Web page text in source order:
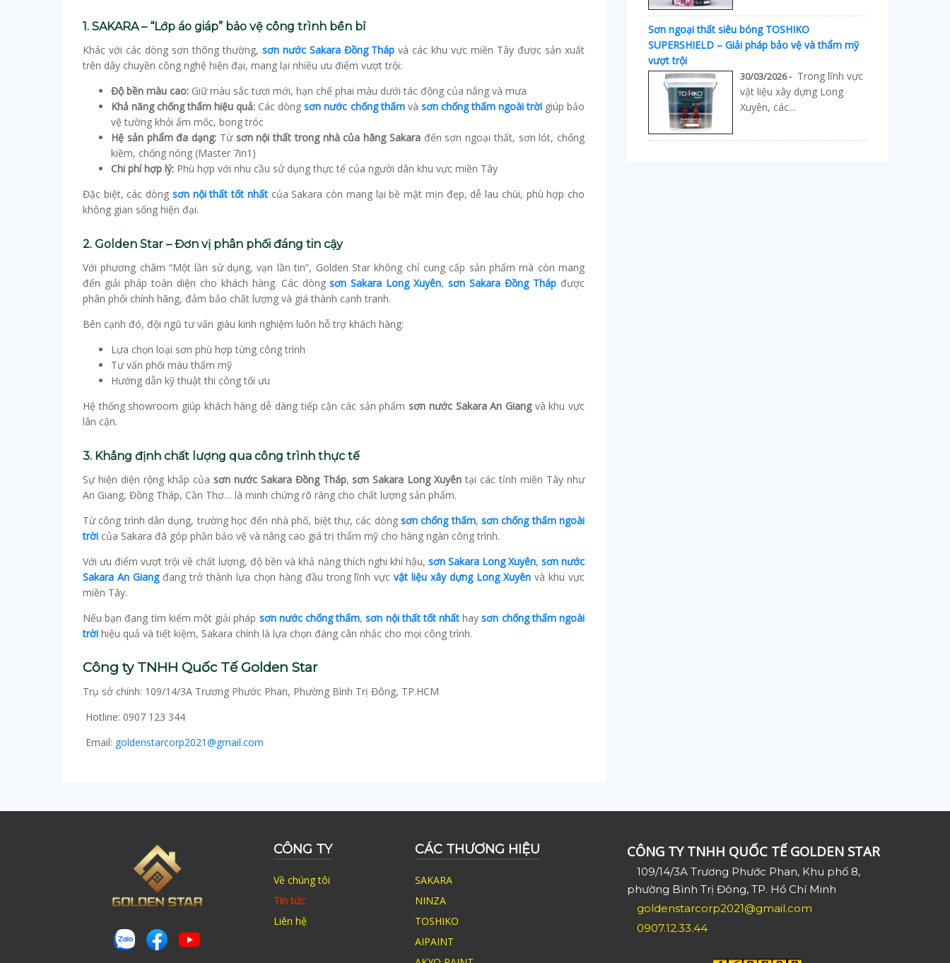
1. SAKARA – “Lớp áo giáp” bảo vệ công trình bền bỉ
Khác với các dòng sơn thông thường, sơn nước Sakara Đồng Tháp và các khu vực miền Tây được sản xuất
trên dây chuyền công nghệ hiện đại, mang lại nhiều ưu điểm vượt trội:
Độ bền màu cao: Giữ màu sắc tươi mới, hạn chế phai màu dưới tác động của nắng và mưa
Khả năng chống thấm hiệu quả: Các dòngsơn nước chống thấmvà sơn chống thấm ngoài trờigiúp bảo
vệ tường khỏi ẩm mốc, bong tróc
Hệ sản phẩm đa dạng: Từ sơn nội thất trong nhà của hãng Sakarađến sơn ngoại thất, sơn lót, chống
kiềm, chống nóng (Master 7in1)
Chi phí hợp lý: Phù hợp với nhu cầu sử dụng thực tế của người dân khu vực miền Tây
Đặc biệt, các dòng sơn nội thất tốt nhấtcủa Sakara còn mang lại bề mặt mịn đẹp, dễ lau chùi, phù hợp cho
không gian sống hiện đại.
2. Golden Star – Đơn vị phân phối đáng tin cậy
Với phương châm “Một lần sử dụng, vạn lần tin”, Golden Star không chỉ cung cấp sản phẩm mà còn mang
đến giải pháp toàn diện cho khách hàng. Các dòngsơn Sakara Long Xuyên,sơn Sakara Đồng Tháp được
phân phối chính hãng, đảm bảo chất lượng và giá thành cạnh tranh.
Bên cạnh đó, đội ngũ tư vấn giàu kinh nghiệm luôn hỗ trợ khách hàng:
Lựa chọn loại sơn phù hợp từng công trình
Tư vấn phối màu thẩm mỹ
Hướng dẫn kỹ thuật thi công tối ưu
Hệ thống showroom giúp khách hàng dễ dàng tiếp cận các sản phẩmsơn nước Sakara An Giangvà khu vực
lân cận.
3. Khẳng định chất lượng qua công trình thực tế
Sự hiện diện rộng khắp của sơn nước Sakara Đồng Tháp,sơn Sakara Long Xuyên tại các tỉnh miền Tây như
An Giang, Đồng Tháp, Cần Thơ… là minh chứng rõ ràng cho chất lượng sản phẩm.
Từ công trình dân dụng, trường học đến nhà phố, biệt thự, các dòng sơn chống thấm, sơn chống thấm ngoài
trời của Sakara đã góp phần bảo vệ và nâng cao giá trị thẩm mỹ cho hàng ngàn công trình.
Với ưu điểm vượt trội về chất lượng, độ bền và khả năng thích nghi khí hậu, sơn Sakara Long Xuyên, sơn nước
Sakara An Giangđang trở thành lựa chọn hàng đầu trong lĩnh vựcvật liệu xây dựng Long Xuyên và khu vực
miền Tây.
Nếu bạn đang tìm kiếm một giải pháp sơn nước chống thấm,sơn nội thất tốt nhất haysơn chống thấm ngoài
trời hiệu quả và tiết kiệm, Sakara chính là lựa chọn đáng cân nhắc cho mọi công trình.
Công ty TNHH Quốc Tế Golden Star
Trụ sở chính: 109/14/3A Trương Phước Phan, Phường Bình Trị Đông, TP.HCM
Hotline: 0907 123 344
Email: goldenstarcorp2021@gmail.com
Sơn ngoại thất siêu bóng TOSHIKO
SUPERSHIELD – Giải pháp bảo vệ và thẩm mỹ
vượt trội
30/03/2026 - Trong lĩnh vực
vật liệu xây dựng Long
Xuyên, các...
CÔNG TY
Về chúng tôi
Tin tức
Liên hệ
CÁC THƯƠNG HIỆU
SAKARA
NINZA
TOSHIKO
AIPAINT
CÔNG TY TNHH QUỐC TẾ GOLDEN STAR
109/14/3A Trương Phước Phan, Khu phố 8,
phường Bình Trị Đông, TP. Hồ Chí Minh
goldenstarcorp2021@gmail.com
0907.12.33.44